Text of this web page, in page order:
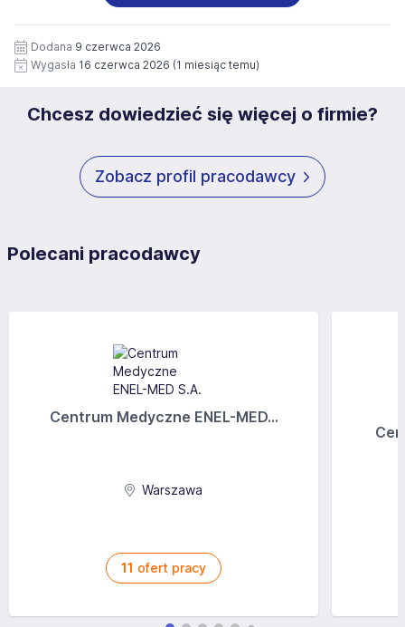
siedziby administratora.
https://www.workprofit.pl/klauzula-informacyjna.html
wizerunku), na potrzeby przyszłych rekrutacji przez okres
12 miesięcy. Zgoda jest dobrowolna i może być w każdym
czasie wycofana.
Dodana 9 czerwca 2026
Wygasła 16 czerwca 2026 (1 miesiąc temu)
Chcesz dowiedzieć się więcej o firmie?
Zobacz profil pracodawcy
Polecani pracodawcy
Centrum Medyczne ENEL-MED...
Warszawa
11 ofert pracy